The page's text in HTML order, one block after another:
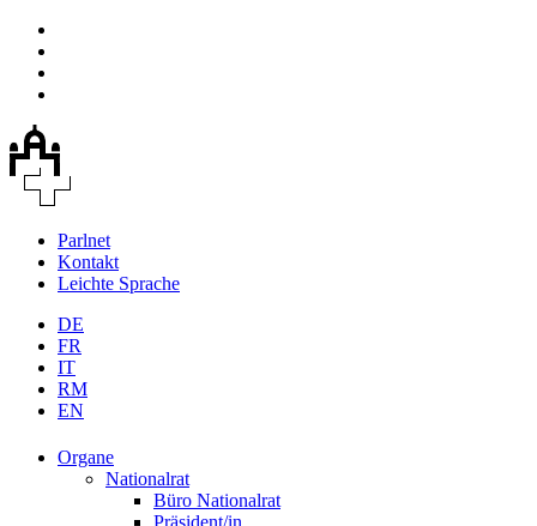
Parlnet
Kontakt
Leichte Sprache
DE
FR
IT
RM
EN
Organe
Nationalrat
Büro Nationalrat